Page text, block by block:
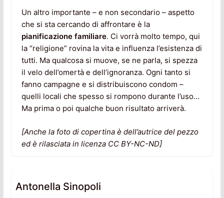
Un altro importante – e non secondario – aspetto
che si sta cercando di affrontare è la
pianificazione familiare. Ci vorrà molto tempo, qui
la “religione” rovina la vita e influenza l’esistenza di
tutti. Ma qualcosa si muove, se ne parla, si spezza
il velo dell’omertà e dell’ignoranza. Ogni tanto si
fanno campagne e si distribuiscono condom –
quelli locali che spesso si rompono durante l’uso…
Ma prima o poi qualche buon risultato arriverà.
[Anche la foto di copertina è dell’autrice del pezzo
ed è rilasciata in licenza CC BY-NC-ND]
Antonella Sinopoli